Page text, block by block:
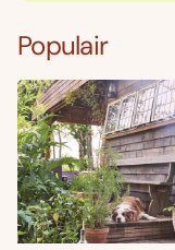
Populair